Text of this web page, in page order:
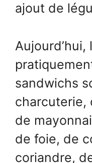
ajout de
sandwichs
charcuterie,
de
de foie, de
coriandre,